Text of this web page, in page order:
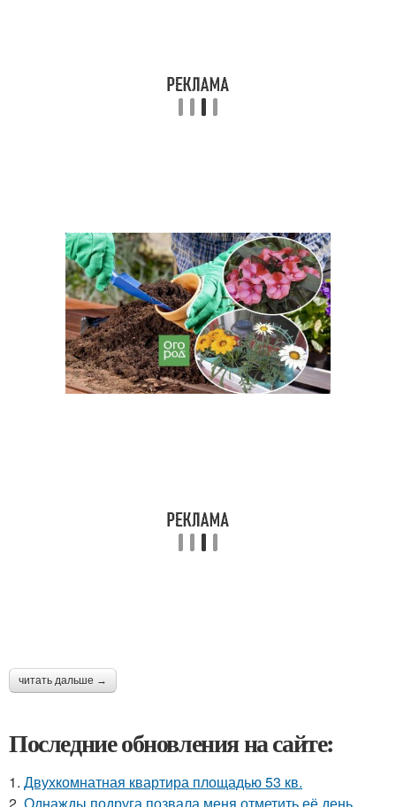
читать дальше →
Последние обновления на сайте:
1. Двухкомнатная квартира площадью 53 кв.
2. Однажды подруга позвала меня отметить её день